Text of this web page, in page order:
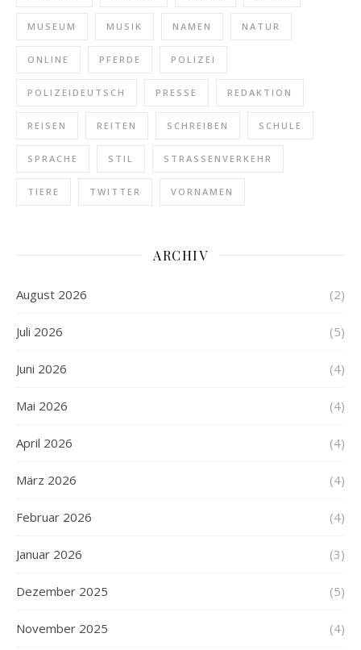
MUSEUM MUSIK NAMEN NATUR
ONLINE PFERDE POLIZEI
POLIZEIDEUTSCH PRESSE REDAKTION
REISEN REITEN SCHREIBEN SCHULE
SPRACHE STIL STRASSENVERKEHR
TIERE TWITTER VORNAMEN
ARCHIV
August 2026 (2)
Juli 2026 (5)
Juni 2026 (4)
Mai 2026 (4)
April 2026 (4)
März 2026 (4)
Februar 2026 (4)
Januar 2026 (3)
Dezember 2025 (5)
November 2025 (4)